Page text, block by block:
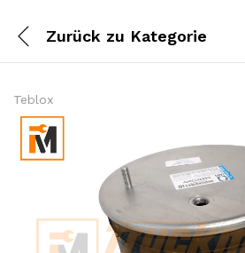
Zurück zu Kategorie
Teblox